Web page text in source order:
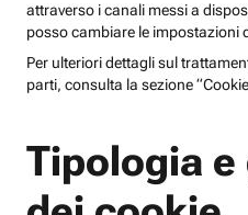
attraverso i canali messi a
posso cambiare le impostazioni
Per ulteriori dettagli sul
parti, consulta la sezione
Tipologia